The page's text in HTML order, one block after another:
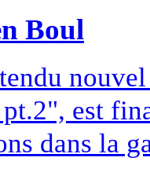
Boul
est
dans la